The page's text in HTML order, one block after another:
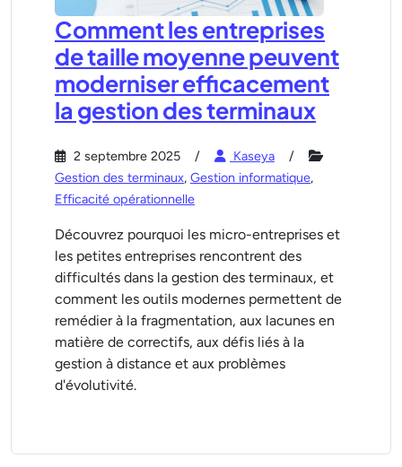
Comment les entreprises
de taille moyenne peuvent
moderniser efficacement
la gestion des terminaux
2 septembre 2025
Kaseya
Gestion des terminaux, Gestion informatique,
Efficacité opérationnelle
Découvrez pourquoi les micro-entreprises et
les petites entreprises rencontrent des
difficultés dans la gestion des terminaux, et
comment les outils modernes permettent de
remédier à la fragmentation, aux lacunes en
matière de correctifs, aux défis liés à la
gestion à distance et aux problèmes
d'évolutivité.